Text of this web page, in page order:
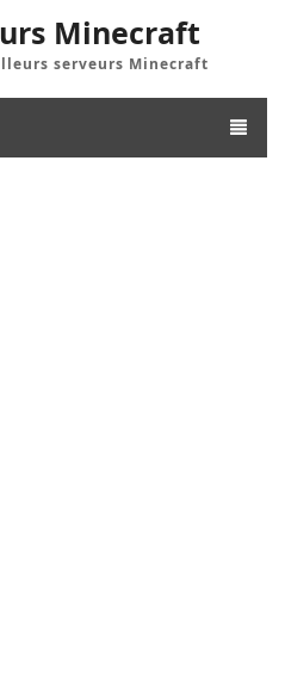
Minecraft
serveurs Minecraft